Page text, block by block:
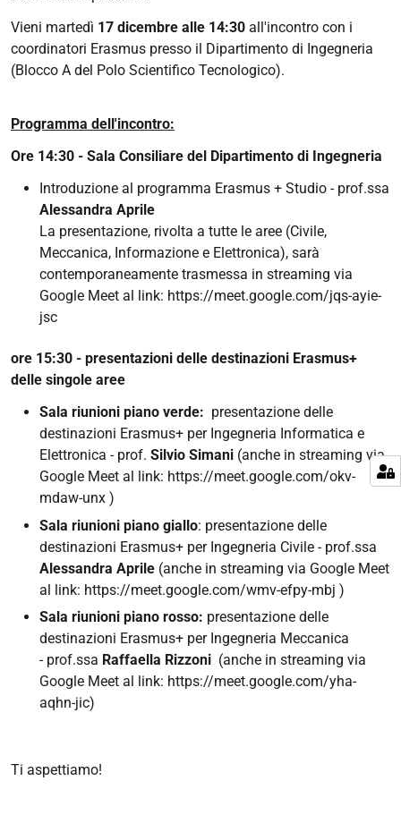
Vieni martedì 17 dicembre alle 14:30 all'incontro con i
coordinatori Erasmus presso il Dipartimento di Ingegneria
(Blocco A del Polo Scientifico Tecnologico).
Programma dell'incontro:
Ore 14:30 - Sala Consiliare del Dipartimento di Ingegneria
Introduzione al programma Erasmus + Studio - prof.ssa
Alessandra Aprile
La presentazione, rivolta a tutte le aree (Civile,
Meccanica, Informazione e Elettronica), sarà
contemporaneamente trasmessa in streaming via
Google Meet al link: https://meet.google.com/jqs-ayie-
jsc
ore 15:30 - presentazioni delle destinazioni Erasmus+
delle singole aree
Sala riunioni piano verde: presentazione delle
destinazioni Erasmus+ per Ingegneria Informatica e
Elettronica - prof. Silvio Simani (anche in streaming via
Google Meet al link: https://meet.google.com/okv-
mdaw-unx )
Sala riunioni piano giallo: presentazione delle
destinazioni Erasmus+ per Ingegneria Civile - prof.ssa
Alessandra Aprile (anche in streaming via Google Meet
al link: https://meet.google.com/wmv-efpy-mbj )
Sala riunioni piano rosso: presentazione delle
destinazioni Erasmus+ per Ingegneria Meccanica
- prof.ssa Raffaella Rizzoni (anche in streaming via
Google Meet al link: https://meet.google.com/yha-
aqhn-jic)
Ti aspettiamo!